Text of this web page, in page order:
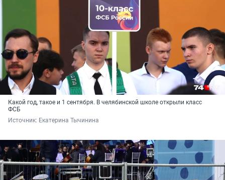
Какой год, такое и 1 сентября. В челябинской школе открыли класс
ФСБ
Источник: Екатерина Тычинина